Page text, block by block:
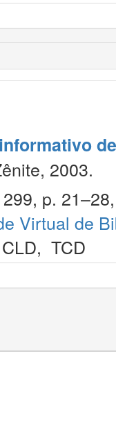
2003.
p.
Virtual de
CLD, TCD